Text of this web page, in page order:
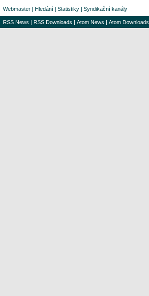
Webmaster | Hledání | Statistiky | Syndikační kanály
RSS News | RSS Downloads | Atom News | Atom Downloads